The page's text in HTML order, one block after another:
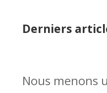
Derniers
Nous menons